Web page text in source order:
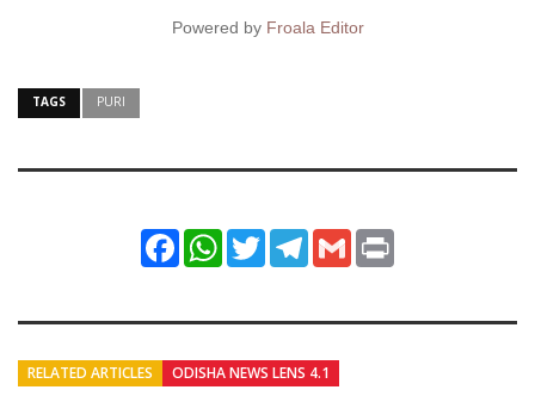
Powered by Froala Editor
TAGS PURI
FacebookWhatsApp
TwitterTelegram
Gmail
RELATED ARTICLES ODISHA NEWS LENS 4.1